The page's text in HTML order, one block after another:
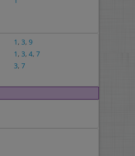
1 , 3, 9
1 , 3, 4, 7
3, 7